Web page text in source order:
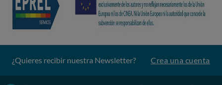
¿Quieres recibir nuestra Newsletter? Crea una cuenta